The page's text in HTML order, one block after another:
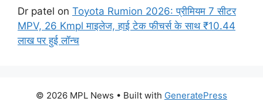
Dr patel on Toyota Rumion 2026: प्रीमियम 7 सीटर
MPV, 26 Kmpl माइलेज, हाई टेक फीचर्स के साथ ₹10.44
लाख पर हुई लॉन्च
© 2026 MPL News • Built with GeneratePress